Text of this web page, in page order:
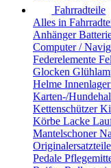
Fahrradteile
Alles in
Anhänger
Computer /
Federelemente
Glocken
Helme Innenlager
Karten-/
Kettenschützer
Körbe Lacke
Mantelschoner
Pedale